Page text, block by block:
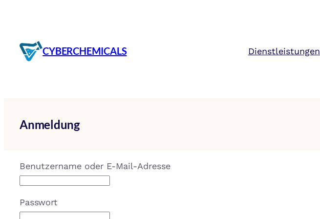
CYBERCHEMICALS Dienstleistungen
Anmeldung
Benutzername oder E-Mail-Adresse
Passwort